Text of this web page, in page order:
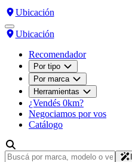
Ubicación
Ubicación
Recomendador
Por tipo
Por marca
Herramientas
¿Vendés 0km?
Negociamos por vos
Catálogo